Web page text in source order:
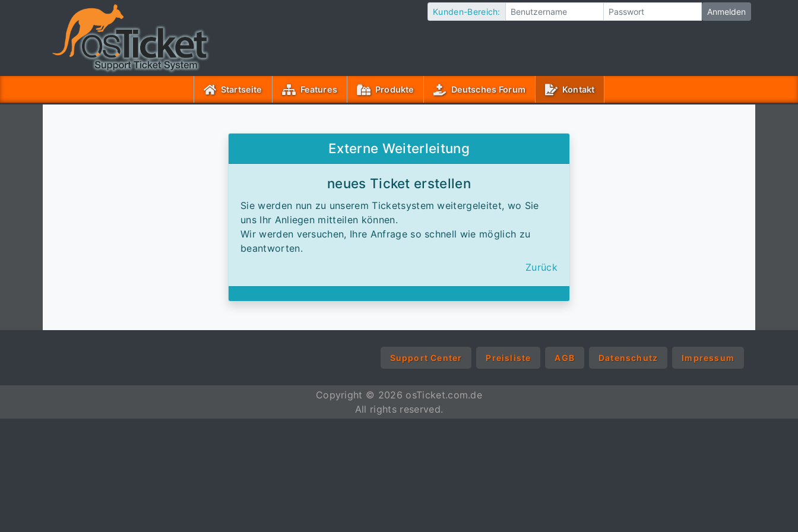
Kunden-Bereich:
Startseite Features Produkte Deutsches Forum Kontakt(aktuell)
Externe Weiterleitung
neues Ticket erstellen
Sie werden nun zu unserem Ticketsystem weitergeleitet, wo Sie
uns Ihr Anliegen mitteilen können.
Wir werden versuchen, Ihre Anfrage so schnell wie möglich zu
beantworten.
Zurück
Support Center Preisliste AGB Datenschutz Impressum
Copyright © 2026 osTicket.com.de
All rights reserved.